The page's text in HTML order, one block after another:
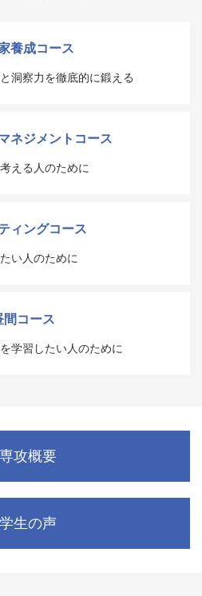
養成コース
洞察力を徹底的に鍛える
ネジメントコース
える人のために
ィングコース
い人のために
間コース
学習したい人のために
攻概要
生の声